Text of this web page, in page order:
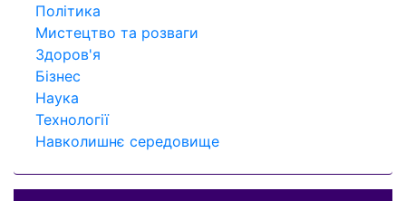
Політика
Мистецтво та розваги
Здоров'я
Бізнес
Наука
Технології
Навколишнє середовище